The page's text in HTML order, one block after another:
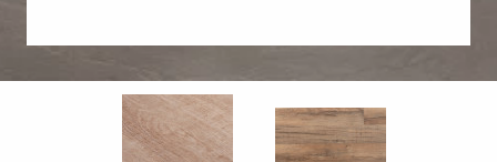
Image
Focus
Image
Focus